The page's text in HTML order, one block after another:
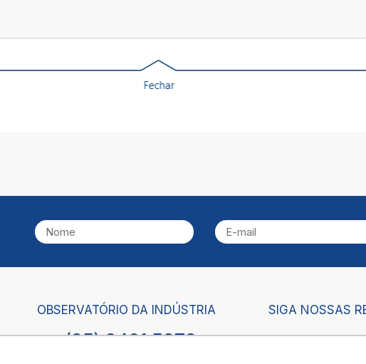
OBSERVATÓRIO DA INDÚSTRIA
(85) 3421.5878
SIGA NOSSAS